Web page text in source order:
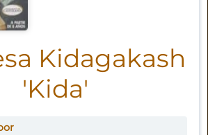
Kidagakash
'Kida'